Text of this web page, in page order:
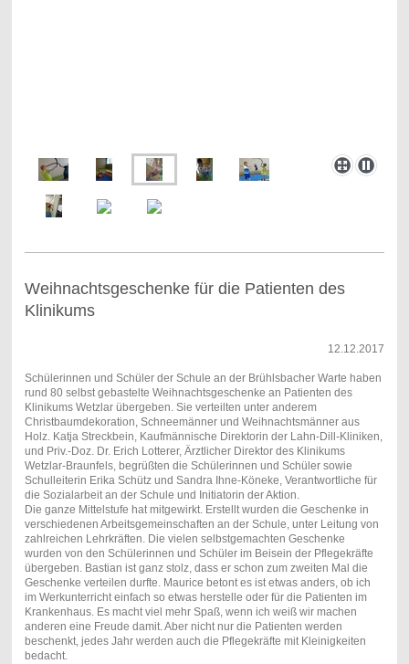
Weihnachtsgeschenke für die Patienten des
Klinikums
12.12.2017
Schülerinnen und Schüler der Schule an der Brühlsbacher Warte haben
rund 80 selbst gebastelte Weihnachtsgeschenke an Patienten des
Klinikums Wetzlar übergeben. Sie verteilten unter anderem
Christbaumdekoration, Schneemänner und Weihnachtsmänner aus
Holz. Katja Streckbein, Kaufmännische Direktorin der Lahn-Dill-Kliniken,
und Priv.-Doz. Dr. Erich Lotterer, Ärztlicher Direktor des Klinikums
Wetzlar-Braunfels, begrüßten die Schülerinnen und Schüler sowie
Schulleiterin Erika Schütz und Sandra Ihne-Köneke, Verantwortliche für
die Sozialarbeit an der Schule und Initiatorin der Aktion.
Die ganze Mittelstufe hat mitgewirkt. Erstellt wurden die Geschenke in
verschiedenen Arbeitsgemeinschaften an der Schule, unter Leitung von
zahlreichen Lehrkräften. Die vielen selbstgemachten Geschenke
wurden von den Schülerinnen und Schüler im Beisein der Pflegekräfte
übergeben. Bastian ist ganz stolz, dass er schon zum zweiten Mal die
Geschenke verteilen durfte. Maurice betont es ist etwas anders, ob ich
im Werkunterricht einfach so etwas herstelle oder für die Patienten im
Krankenhaus. Es macht viel mehr Spaß, wenn ich weiß wir machen
anderen eine Freude damit. Aber nicht nur die Patienten werden
beschenkt, jedes Jahr werden auch die Pflegekräfte mit Kleinigkeiten
bedacht.